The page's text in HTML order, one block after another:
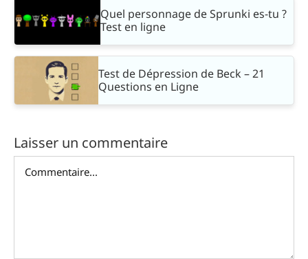
Quel personnage de Sprunki es-tu ?
Test en ligne
Test de Dépression de Beck – 21
Questions en Ligne
Laisser un commentaire